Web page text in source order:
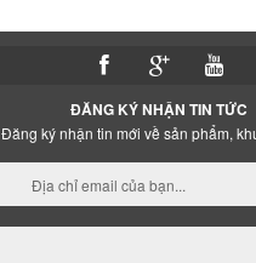
ĐĂNG KÝ NHẬN TIN TỨC
Đăng ký nhận tin mới về sản phẩm,